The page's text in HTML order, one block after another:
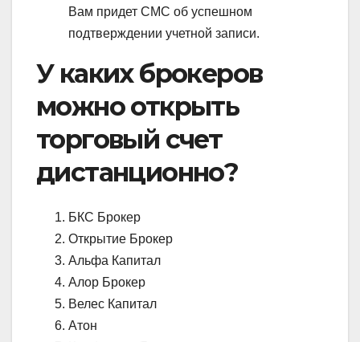
Вам придет СМС об успешном
подтверждении учетной записи.
У каких брокеров
можно открыть
торговый счет
дистанционно?
БКС Брокер
Открытие Брокер
Альфа Капитал
Алор Брокер
Велес Капитал
Атон